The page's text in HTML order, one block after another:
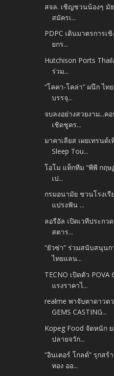
สจล. เชิญชวนน้องๆ มั
สมัครเ...
PDPC เดินมาตรการเชิ
ยกร...
Hutchison Ports
ร่วม...
“โคคา-โคล่า” ผนึก ไท
บรรจุ...
จบลงอย่างสวยงาม...ค
เชิดชูคร...
มาคาเลียส เผยเทรนด์
Sleep Tou...
โอโม แท็กทีม “พีพี กฤษ
เป...
กรมอนามัย ชวนโรงเ
แปรงฟัน ...
ลอรีอัล เปิดเวทีประก
สตาร...
“ยัวซ่า” ร่วมสนับสนุน
ไทยแลน...
TECNO เปิดตัว
แรงราคาไ...
realme พาจับตาดาวดว
GEMS CASTING...
Kopeg Food จัดหนัก
ปลายจวัก...
“อินเตอร์ โกลด์” รุกส
ทอง ออ...